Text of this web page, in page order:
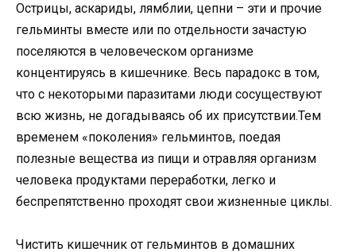
Острицы, аскариды, лямблии, цепни – эти и прочие
гельминты вместе или по отдельности зачастую
поселяются в человеческом организме
концентируясь в кишечнике. Весь парадокс в том,
что с некоторыми паразитами люди сосуществуют
всю жизнь, не догадываясь об их присутствии.Тем
временем «поколения» гельминтов, поедая
полезные вещества из пищи и отравляя организм
человека продуктами переработки, легко и
беспрепятственно проходят свои жизненные циклы.
Чистить кишечник от гельминтов в домашних